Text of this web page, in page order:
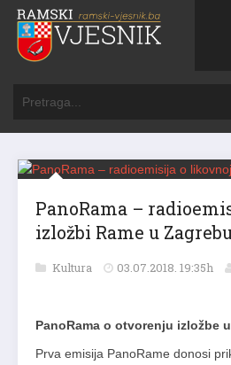
PanoRama –
izložbi Rame u
Kultura 03.07.2018. 19:35h
PanoRama o otvorenju izložbe
Prva emisija PanoRame donosi